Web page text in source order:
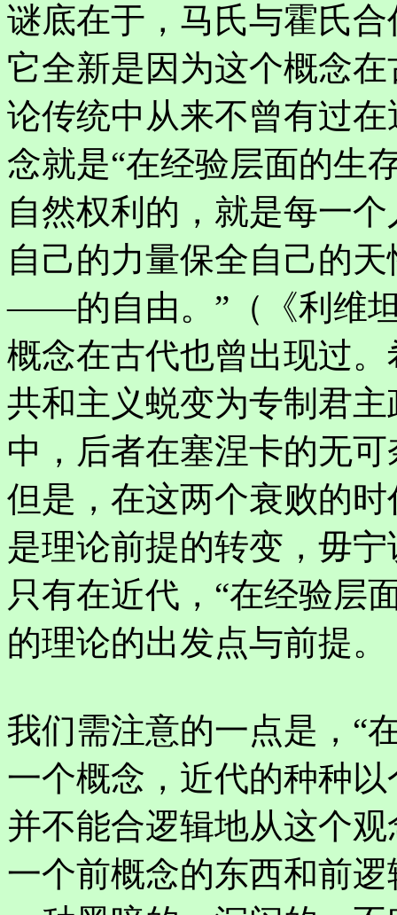
谜底在于，马氏与霍氏
它全新是因为这个概念
论传统中从来不曾有过
念就是“在经验层面的生
自然权利的，就是每一
自己的力量保全自己的
——的自由。”（《利维
概念在古代也曾出现过
共和主义蜕变为专制君
中，后者在塞涅卡的无
但是，在这两个衰败的
是理论前提的转变，毋
只有在近代，“在经验层
的理论的出发点与前提。
我们需注意的一点是，“
一个概念，近代的种种
并不能合逻辑地从这个
一个前概念的东西和前